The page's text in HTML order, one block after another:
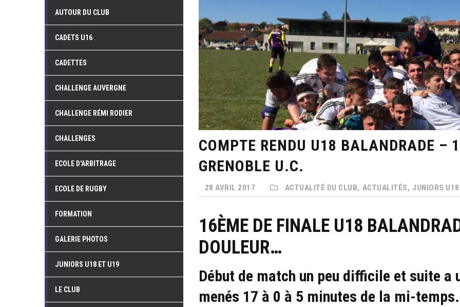
COMPTE RENDU U18 BALANDRADE –
GRENOBLE U.C.
28 AVRIL 2017 ACTUALITÉ DU CLUB, ACTUALITÉS, JUNIORS
16ÈME DE FINALE U18
DOULEUR…
Début de match un peu difficile et suite a
menés 17 à 0 à 5 minutes de la mi-
AUTOUR DU CLUB
CADETS U16
CADETTES
CHALLENGE AUVERGNE
CHALLENGE RÉMI RODIER
CHALLENGES
ECOLE D'ARBITRAGE
ECOLE DE RUGBY
FORMATION
GALERIE PHOTOS
JUNIORS U18 ET U19
LE CLUB